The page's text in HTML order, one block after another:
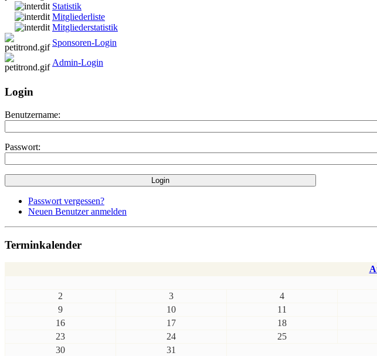
Statistik
Mitgliederliste
Mitgliederstatistik
Sponsoren-Login
Admin-Login
Login
Benutzername:
Passwort:
Passwort vergessen?
Neuen Benutzer anmelden
Terminkalender
2
3 4
9
10 11
16
17 18
23
24 25
30
31